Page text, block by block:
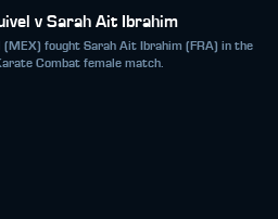
v Sarah Ait Ibrahim
(MEX) fought Sarah Ait Ibrahim (FRA) in the
Combat female match.